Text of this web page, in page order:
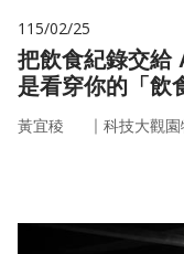
115/02/25
把飲食紀錄交給
是看穿你的「飲
黃宜稜 ｜ 科技大觀